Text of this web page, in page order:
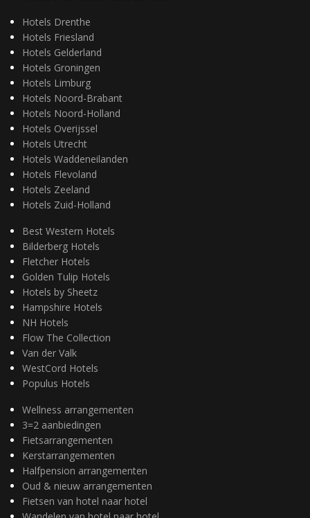
Hotels Drenthe
Hotels Friesland
Hotels Gelderland
Hotels Groningen
Hotels Limburg
Hotels Noord-Brabant
Hotels Noord-Holland
Hotels Overijssel
Hotels Utrecht
Hotels Waddeneilanden
Hotels Flevoland
Hotels Zeeland
Hotels Zuid-Holland
Best Western Hotels
Bilderberg Hotels
Fletcher Hotels
Golden Tulip Hotels
Hotels by Sheetz
Hampshire Hotels
NH Hotels
Flow The Collection
Van der Valk
WestCord Hotels
Populus Hotels
Wellness arrangementen
3=2 aanbiedingen
Fietsarrangementen
Kerstarrangementen
Halfpension arrangementen
Oud & nieuw arrangementen
Fietsen van hotel naar hotel